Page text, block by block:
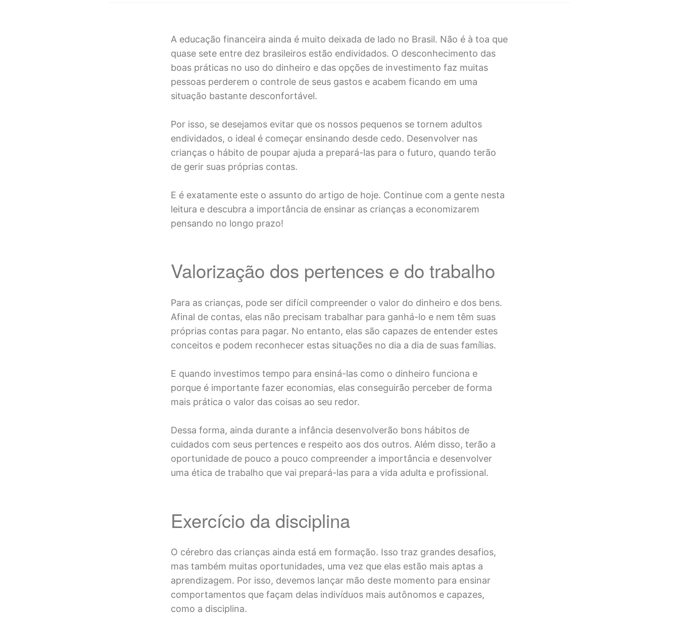
A educação financeira ainda é muito deixada de lado no Brasil. Não é à toa que
quase sete entre dez brasileiros estão endividados. O desconhecimento das
boas práticas no uso do dinheiro e das opções de investimento faz muitas
pessoas perderem o controle de seus gastos e acabem ficando em uma
situação bastante desconfortável.
Por isso, se desejamos evitar que os nossos pequenos se tornem adultos
endividados, o ideal é começar ensinando desde cedo. Desenvolver nas
crianças o hábito de poupar ajuda a prepará-las para o futuro, quando terão
de gerir suas próprias contas.
E é exatamente este o assunto do artigo de hoje. Continue com a gente nesta
leitura e descubra a importância de ensinar as crianças a economizarem
pensando no longo prazo!
Valorização dos pertences e do trabalho
Para as crianças, pode ser difícil compreender o valor do dinheiro e dos bens.
Afinal de contas, elas não precisam trabalhar para ganhá-lo e nem têm suas
próprias contas para pagar. No entanto, elas são capazes de entender estes
conceitos e podem reconhecer estas situações no dia a dia de suas famílias.
E quando investimos tempo para ensiná-las como o dinheiro funciona e
porque é importante fazer economias, elas conseguirão perceber de forma
mais prática o valor das coisas ao seu redor.
Dessa forma, ainda durante a infância desenvolverão bons hábitos de
cuidados com seus pertences e respeito aos dos outros. Além disso, terão a
oportunidade de pouco a pouco compreender a importância e desenvolver
uma ética de trabalho que vai prepará-las para a vida adulta e profissional.
Exercício da disciplina
O cérebro das crianças ainda está em formação. Isso traz grandes desafios,
mas também muitas oportunidades, uma vez que elas estão mais aptas a
aprendizagem. Por isso, devemos lançar mão deste momento para ensinar
comportamentos que façam delas indivíduos mais autônomos e capazes,
como a disciplina.